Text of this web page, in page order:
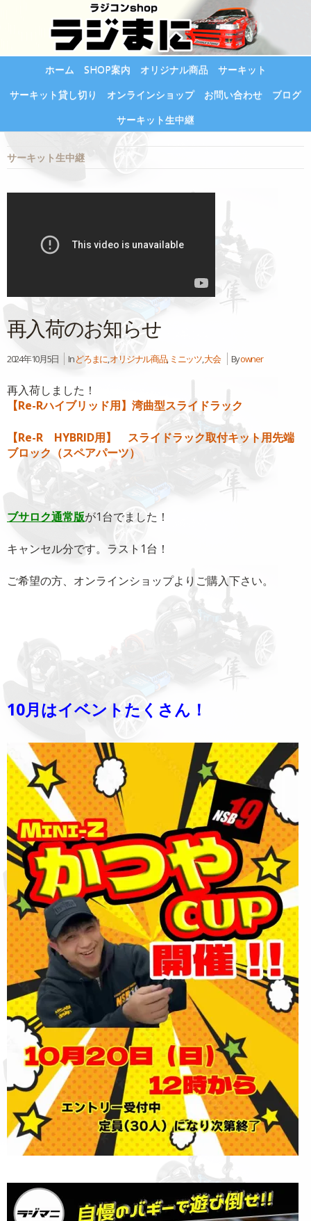
ホーム SHOP案内 オリジナル商品
サーキット
サーキット貸し切り
オンラインショップ お問い合わせ
ブログ
サーキット生中継
サーキット生中継
再入荷のお知らせ
2024年10月5日 Inどろまに,オリジナル商品, ミニッツ,大会 Byowner
再入荷しました！
【Re-Rハイブリッド用】湾曲型スライドラック
【Re-R HYBRID用】 スライドラック取付キット用先端
ブロック（スペアパーツ）
ブサロク通常版が1台でました！
キャンセル分です。ラスト1台！
ご希望の方、オンラインショップよりご購入下さい。
10月はイベントたくさん！